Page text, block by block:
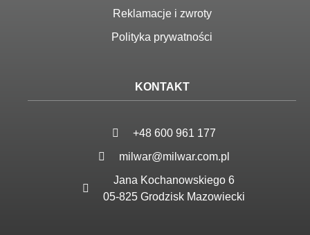
Reklamacje i zwroty
Polityka prywatności
KONTAKT
+48 600 961 177
milwar@milwar.com.pl
Jana Kochanowskiego 6
05-825 Grodzisk Mazowiecki